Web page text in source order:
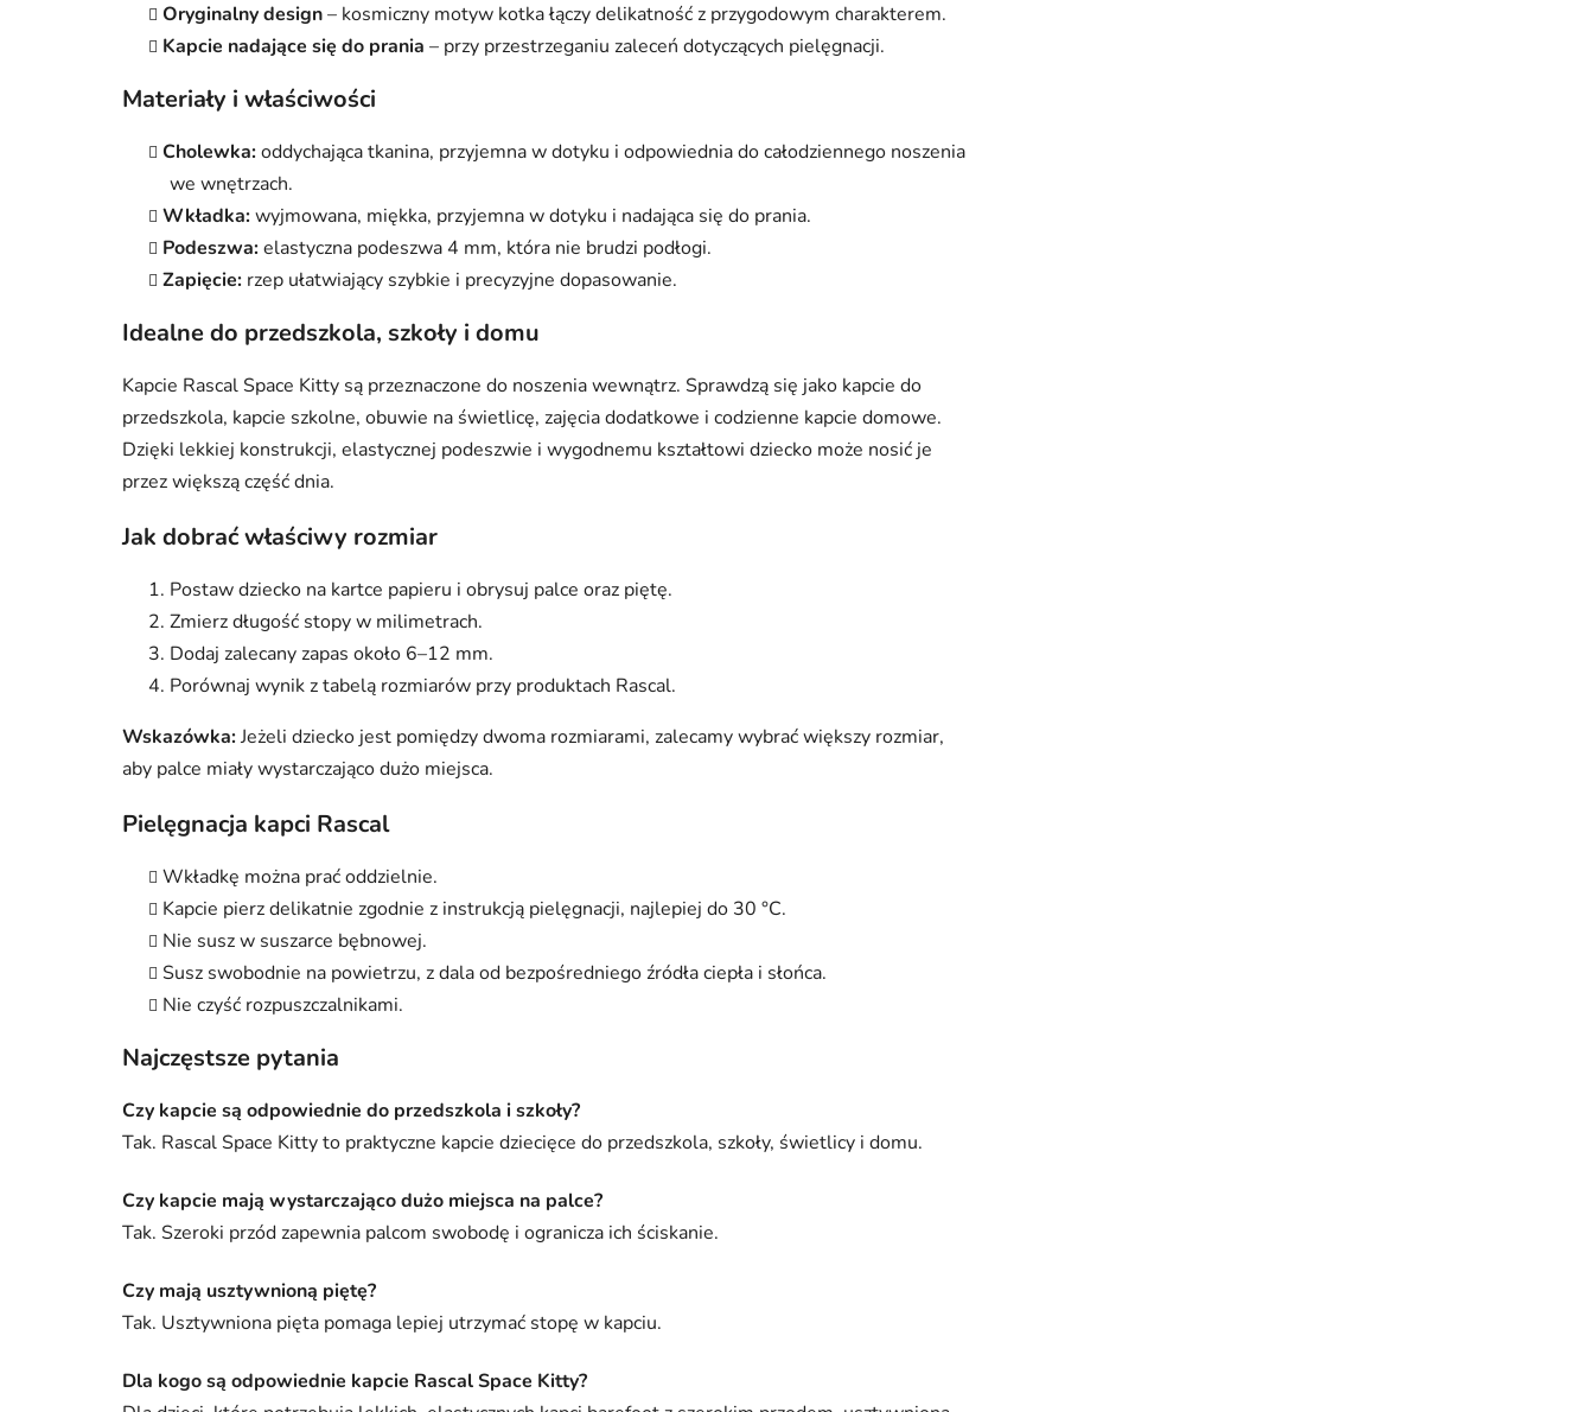
Oryginalny design– kosmiczny motyw kotka łączy delikatność z przygodowym charakterem.
Kapcie nadające się do prania – przy przestrzeganiu zaleceń dotyczących pielęgnacji.
Materiały i właściwości
Cholewka:oddychająca tkanina, przyjemna w dotyku i odpowiednia do całodziennego noszenia
we wnętrzach.
Wkładka:wyjmowana, miękka, przyjemna w dotyku i nadająca się do prania.
Podeszwa:elastyczna podeszwa 4 mm, która nie brudzi podłogi.
Zapięcie: rzep ułatwiający szybkie i precyzyjne dopasowanie.
Idealne do przedszkola, szkoły i domu
Kapcie Rascal Space Kitty są przeznaczone do noszenia wewnątrz. Sprawdzą się jako kapcie do
przedszkola, kapcie szkolne, obuwie na świetlicę, zajęcia dodatkowe i codzienne kapcie domowe.
Dzięki lekkiej konstrukcji, elastycznej podeszwie i wygodnemu kształtowi dziecko może nosić je
przez większą część dnia.
Jak dobrać właściwy rozmiar
Postaw dziecko na kartce papieru i obrysuj palce oraz piętę.
Zmierz długość stopy w milimetrach.
Dodaj zalecany zapas około 6–12 mm.
Porównaj wynik z tabelą rozmiarów przy produktach Rascal.
Wskazówka:Jeżeli dziecko jest pomiędzy dwoma rozmiarami, zalecamy wybrać większy rozmiar,
aby palce miały wystarczająco dużo miejsca.
Pielęgnacja kapci Rascal
Wkładkę można prać oddzielnie.
Kapcie pierz delikatnie zgodnie z instrukcją pielęgnacji, najlepiej do 30 °C.
Nie susz w suszarce bębnowej.
Susz swobodnie na powietrzu, z dala od bezpośredniego źródła ciepła i słońca.
Nie czyść rozpuszczalnikami.
Najczęstsze pytania
Czy kapcie są odpowiednie do przedszkola i szkoły?
Tak. Rascal Space Kitty to praktyczne kapcie dziecięce do przedszkola, szkoły, świetlicy i domu.
Czy kapcie mają wystarczająco dużo miejsca na palce?
Tak. Szeroki przód zapewnia palcom swobodę i ogranicza ich ściskanie.
Czy mają usztywnioną piętę?
Tak. Usztywniona pięta pomaga lepiej utrzymać stopę w kapciu.
Dla kogo są odpowiednie kapcie Rascal Space Kitty?